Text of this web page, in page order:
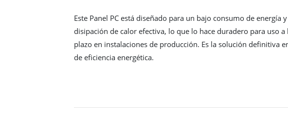
Este Panel PC está diseñado para un bajo consumo de energía
disipación de calor efectiva, lo que lo hace duradero para uso a
plazo en instalaciones de producción. Es la solución definitiva
de eficiencia energética.